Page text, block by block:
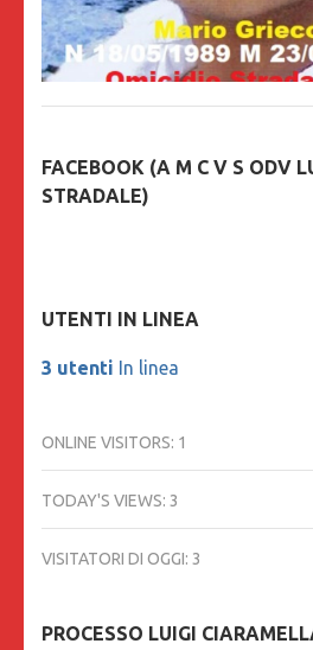
FACEBOOK (A M C V S ODV
STRADALE)
UTENTI IN LINEA
3 utenti In linea
ONLINE VISITORS: 1
TODAY'S VIEWS: 3
VISITATORI DI OGGI: 3
PROCESSO LUIGI